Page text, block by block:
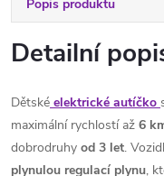
Popis produktu
Detailní
Dětské elektrické autíčko
maximální rychlostí až 6
dobrodruhy od 3 let.
plynulou regulací plynu,